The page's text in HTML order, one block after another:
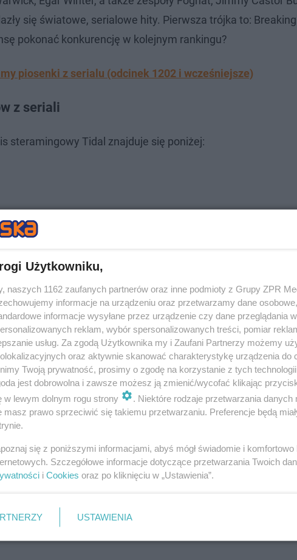
się światowe, serialowe hity. Pierwsza trójka to:
pokonać konkurencję w kolejnym rankingu?
piosenki z serialu (odcinek 1202 i wcześniejsze)
z seriali
steramingowy Tidal znajduje się poniżej:
Użytkowniku,
naszych 1162 zaufanych partnerów oraz inne podmioty z Grupy ZPR
informacje na urządzeniu oraz przetwarzamy dane
informacje wysyłane przez urządzenie czy dane przeglądania
reklam, wybór spersonalizowanych treści, pomiar
usług. Za zgodą Użytkownika my i Zaufani Partnerzy możemy
oraz aktywnie skanować charakterystykę urządzenia do
Twoją prywatność, prosimy o zgodę na korzystanie z tych
jest dobrowolna i zawsze możesz ją zmienić/wycofać klikając
w lewym dolnym rogu strony
. Niektóre rodzaje przetwarzania
masz prawo sprzeciwić się takiemu przetwarzaniu. Preferencje będą
się z poniższymi informacjami, abyś mógł świadomie i
Szczegółowe informacje dotyczące przetwarzania Twoich
i Cookies oraz po kliknięciu w „Ustawienia”.
USTAWIENIA